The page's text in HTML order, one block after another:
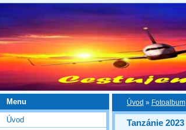
Úvod » Fotoalbum
Tanzánie 2023
Menu
Úvod